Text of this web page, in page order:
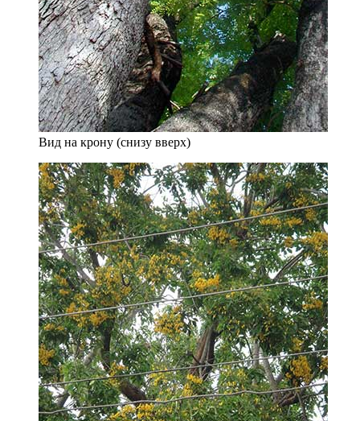
Вид на крону (снизу вверх)